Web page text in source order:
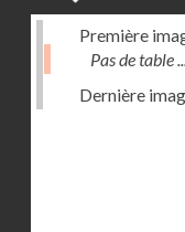
Première
Pas de table ...
Dernière